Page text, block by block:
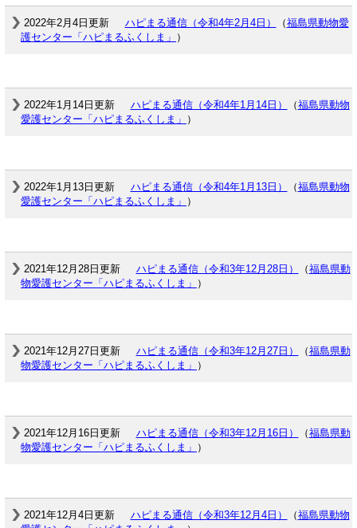
2022年2月4日更新 ハピまる通信（令和4年2月4日） （福島県動物愛
護センター「ハピまるふくしま」 ）
2022年1月14日更新 ハピまる通信（令和4年1月14日） （福島県動物
愛護センター「ハピまるふくしま」 ）
2022年1月13日更新 ハピまる通信（令和4年1月13日） （福島県動物
愛護センター「ハピまるふくしま」 ）
2021年12月28日更新 ハピまる通信（令和3年12月28日） （福島県動
物愛護センター「ハピまるふくしま」 ）
2021年12月27日更新 ハピまる通信（令和3年12月27日） （福島県動
物愛護センター「ハピまるふくしま」 ）
2021年12月16日更新 ハピまる通信（令和3年12月16日） （福島県動
物愛護センター「ハピまるふくしま」 ）
2021年12月4日更新 ハピまる通信（令和3年12月4日） （福島県動物